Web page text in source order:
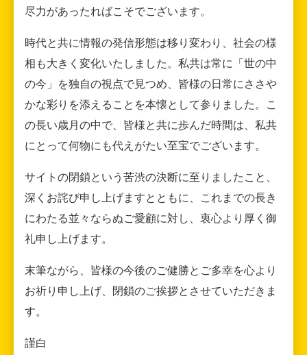
尽力があったればこそでございます。
時代と共に情報の発信形態は移り変わり、社会の様
相も大きく変化いたしました。私共は常に「世の中
の今」を独自の視点で見つめ、皆様の日常にささや
かな彩りを添えることを本懐として参りました。こ
の長い歳月の中で、皆様と共に歩んだ時間は、私共
にとって何物にも代えがたい至宝でございます。
サイトの閉鎖という苦渋の決断に至りましたこと、
深くお詫び申し上げますとともに、これまでの長き
にわたる並々ならぬご愛顧に対し、衷心より厚く御
礼申し上げます。
末筆ながら、皆様の今後のご健勝とご多幸を心より
お祈り申し上げ、閉鎖のご挨拶とさせていただきま
す。
謹白